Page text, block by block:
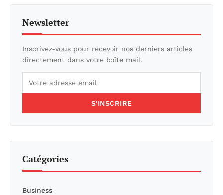
Newsletter
Inscrivez-vous pour recevoir nos derniers articles
directement dans votre boîte mail.
S'INSCRIRE
Catégories
Business